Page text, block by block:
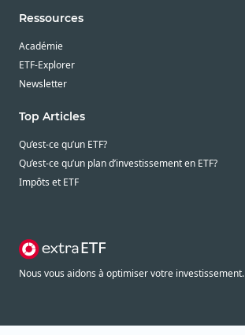
Ressources
Académie
ETF-Explorer
Newsletter
Top Articles
Qu’est-ce qu’un ETF?
Qu’est-ce qu’un plan d’investissement en ETF?
Impôts et ETF
Nous vous aidons à optimiser votre investissement.